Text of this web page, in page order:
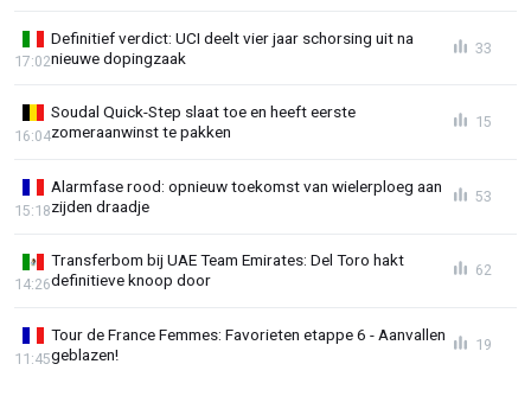
Definitief verdict: UCI deelt vier jaar schorsing uit na
nieuwe dopingzaak
17:02
33
Soudal Quick-Step slaat toe en heeft eerste
zomeraanwinst te pakken
16:04
15
Alarmfase rood: opnieuw toekomst van wielerploeg aan
zijden draadje
15:18
53
Transferbom bij UAE Team Emirates: Del Toro hakt
definitieve knoop door
14:26
62
Tour de France Femmes: Favorieten etappe 6 - Aanvallen
geblazen!
11:45
19